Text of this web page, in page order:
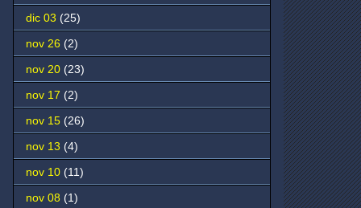
dic 03 (25)
nov 26 (2)
nov 20 (23)
nov 17 (2)
nov 15 (26)
nov 13 (4)
nov 10 (11)
nov 08 (1)